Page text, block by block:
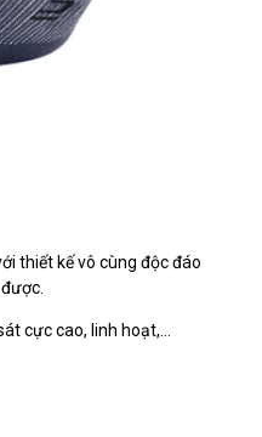
thiết kế vô cùng độc đáo
cực cao, linh hoạt,…